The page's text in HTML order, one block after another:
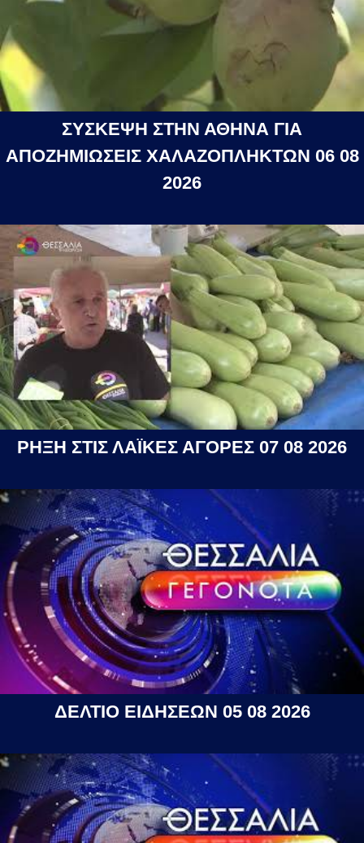
ΣΥΣΚΕΨΗ ΣΤΗΝ ΑΘΗΝΑ ΓΙΑ
ΑΠΟΖΗΜΙΩΣΕΙΣ ΧΑΛΑΖΟΠΛΗΚΤΩΝ 06 08
2026
ΡΗΞΗ ΣΤΙΣ ΛΑΪΚΕΣ ΑΓΟΡΕΣ 07 08 2026
ΔΕΛΤΙΟ ΕΙΔΗΣΕΩΝ 05 08 2026